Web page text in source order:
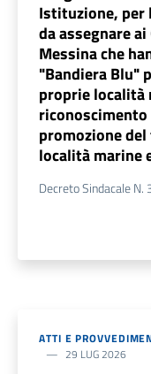
Istituzione, per
da assegnare
Messina che
"Bandiera Blu"
proprie località
promozione
località marine
Decreto Sindacale
ATTI E
29 LUG 2026